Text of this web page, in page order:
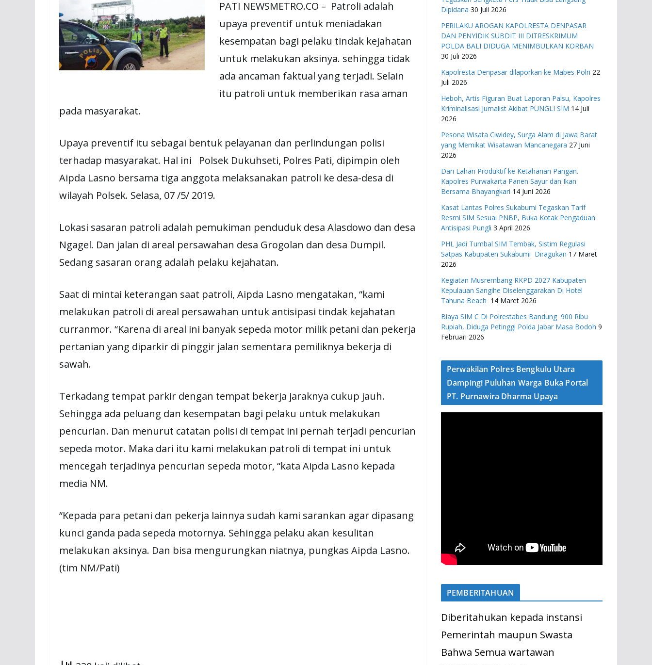
PATI NEWSMETRO.CO – Patroli adalah
upaya preventif untuk meniadakan
kesempatan bagi pelaku tindak kejahatan
untuk melakukan aksinya. sehingga tidak
ada ancaman faktual yang terjadi. Selain
itu patroli untuk memberikan rasa aman
pada masyarakat.
Upaya preventif itu sebagai bentuk pelayanan dan perlindungan polisi
terhadap masyarakat. Hal ini Polsek Dukuhseti, Polres Pati, dipimpin oleh
Aipda Lasno bersama tiga anggota melaksanakan patroli ke desa-desa di
wilayah Polsek. Selasa, 07 /5/ 2019.
Lokasi sasaran patroli adalah pemukiman penduduk desa Alasdowo dan desa
Ngagel. Dan jalan di areal persawahan desa Grogolan dan desa Dumpil.
Sedang sasaran orang adalah pelaku kejahatan.
Saat di mintai keterangan saat patroli, Aipda Lasno mengatakan, “kami
melakukan patroli di areal persawahan untuk antisipasi tindak kejahatan
curranmor. “Karena di areal ini banyak sepeda motor milik petani dan pekerja
pertanian yang diparkir di pinggir jalan sementara pemiliknya bekerja di
sawah.
Terkadang tempat parkir dengan tempat bekerja jaraknya cukup jauh.
Sehingga ada peluang dan kesempatan bagi pelaku untuk melakukan
pencurian. Dan menurut catatan polisi di tempat ini pernah terjadi pencurian
sepeda motor. Maka dari itu kami melakukan patroli di tempat ini untuk
mencegah terjadinya pencurian sepeda motor, “kata Aipda Lasno kepada
media NM.
“Kepada para petani dan pekerja lainnya sudah kami sarankan agar dipasang
kunci ganda pada sepeda motornya. Sehingga pelaku akan kesulitan
melakukan aksinya. Dan bisa mengurungkan niatnya, pungkas Aipda Lasno.
(tim NM/Pati)
Dipidana 30 Juli 2026
PERILAKU AROGAN KAPOLRESTA DENPASAR
DAN PENYIDIK SUBDIT III DITRESKRIMUM
POLDA BALI DIDUGA MENIMBULKAN KORBAN
30 Juli 2026
Kapolresta Denpasar dilaporkan ke Mabes Polri 22
Juli 2026
Heboh, Artis Figuran Buat Laporan Palsu, Kapolres
Kriminalisasi Jurnalist Akibat PUNGLI SIM 14 Juli
2026
Pesona Wisata Ciwidey, Surga Alam di Jawa Barat
yang Memikat Wisatawan Mancanegara 27 Juni
2026
Dari Lahan Produktif ke Ketahanan Pangan.
Kapolres Purwakarta Panen Sayur dan Ikan
Bersama Bhayangkari 14 Juni 2026
Kasat Lantas Polres Sukabumi Tegaskan Tarif
Resmi SIM Sesuai PNBP, Buka Kotak Pengaduan
Antisipasi Pungli 3 April 2026
PHL Jadi Tumbal SIM Tembak, Sistim Regulasi
Satpas Kabupaten Sukabumi Diragukan 17 Maret
2026
Kegiatan Musrembang RKPD 2027 ​Kabupaten
Kepulauan Sangihe Diselenggarakan Di Hotel
Tahuna Beach 14 Maret 2026
Biaya SIM C Di Polrestabes Bandung 900 Ribu
Rupiah, Diduga Petinggi Polda Jabar Masa Bodoh 9
Februari 2026
Perwakilan Polres Bengkulu Utara
Dampingi Puluhan Warga Buka Portal
PT. Purnawira Dharma Upaya
PEMBERITAHUAN
Diberitahukan kepada instansi
Pemerintah maupun Swasta
Bahwa Semua wartawan